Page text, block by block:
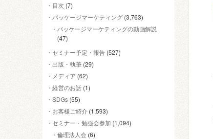
目次 (7)
パッケージマーケティング (3,763)
パッケージマーケティングの動画解説
(47)
セミナー予定・報告 (527)
出版・執筆 (29)
メディア (62)
経営のお話 (1)
SDGs (55)
お客様ご紹介 (1,593)
セミナー・勉強会参加 (1,094)
倫理法人会 (6)